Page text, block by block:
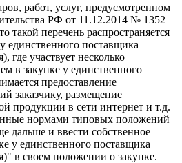
работ, услуг, предусмотренном
РФ от 11.12.2014 № 1352
такой перечень распространяется
единственного поставщика
где участвует несколько
в закупке у единственного
предоставление
заказчику, размещение
продукции в сети интернет и т.д.
нормами типовых положений
дальше и ввести собственное
у единственного поставщика
в своем положении о закупке.